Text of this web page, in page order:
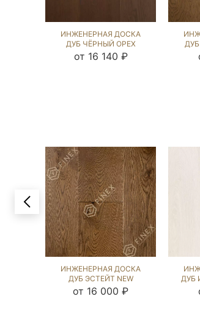
ИНЖЕНЕРНАЯ ДОСКА
ДУБ ЧЁРНЫЙ ОРЕХ
(SANDED) 202664
от 16 140 ₽
ДУБ
ИНЖЕНЕРНАЯ ДОСКА
ДУБ ЭСТЕЙТ NEW
(SANDED) 202823
от 16 000 ₽
ДУБ